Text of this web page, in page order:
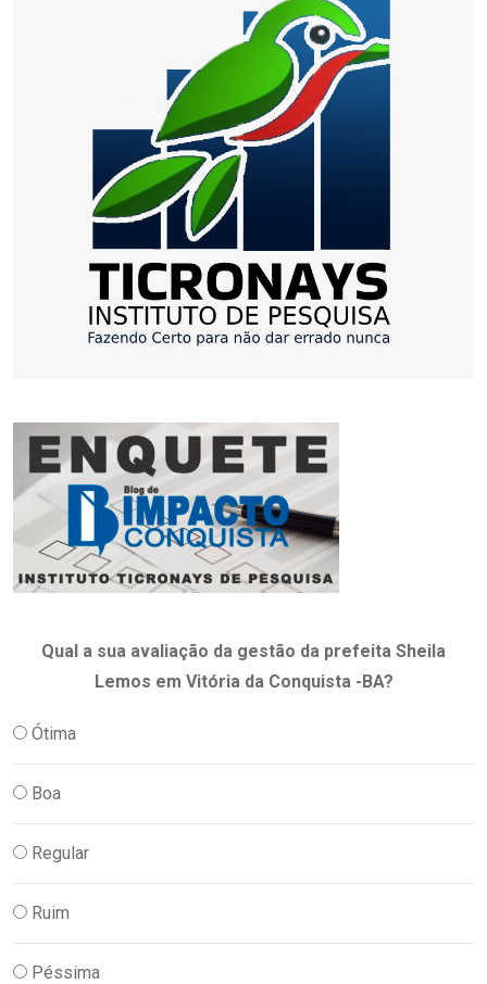
Qual a sua avaliação da gestão da prefeita Sheila
Lemos em Vitória da Conquista -BA?
Ótima
Boa
Regular
Ruim
Péssima